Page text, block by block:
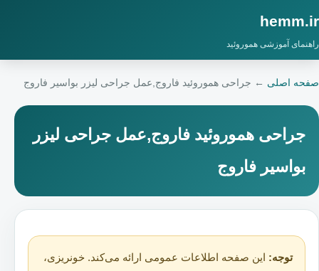
hemm.ir
راهنمای آموزشی هموروئید
صفحه اصلی ← جراحی هموروئید فاروج,عمل جراحی لیزر بواسیر فاروج
جراحی هموروئید فاروج,عمل جراحی لیزر
بواسیر فاروج
توجه: این صفحه اطلاعات عمومی ارائه می‌کند. خونریزی،